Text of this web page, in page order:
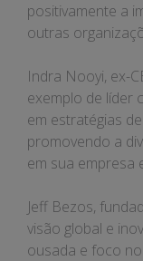
positivamente a
outras
Indra Nooyi, ex-
exemplo de líder
em estratégias
promovendo a
em sua empresa
Jeff Bezos,
visão global e
ousada e foco